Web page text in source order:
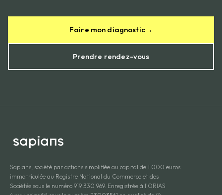
Faire mon diagnostic→
Prendre rendez-vous
Sapians, société par actions simplifiée au capital de 1.000 euros
immatriculée au Registre National du Commerce et des
Sociétés sous le numéro 919 330 969. Enregistrée à l'ORIAS